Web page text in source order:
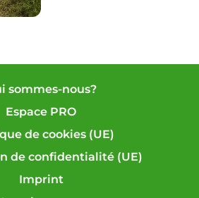
sommes-nous?
Espace PRO
de cookies (UE)
de confidentialité (UE)
Imprint